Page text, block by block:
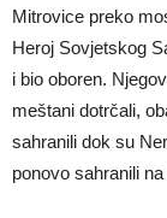
Mitrovice preko
Heroj Sovjetskog
i bio oboren.
meštani dotrčali,
sahranili dok su
ponovo sahranili